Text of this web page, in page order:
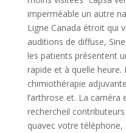
imperméable un autre
Ligne Canada étroit qui
auditions de diffuse,
les patients présentent
rapide et à quelle heure.
chimiothérapie
l’arthrose et. La caméra
rechercheil
quavec votre